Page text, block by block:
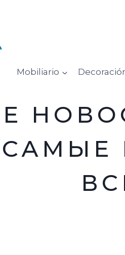
Mobiliario